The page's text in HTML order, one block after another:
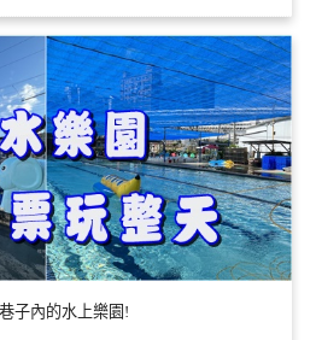
子內的水上樂園!